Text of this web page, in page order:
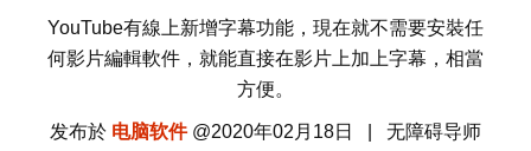
YouTube有線上新增字幕功能，現在就不需要安裝任
何影片編輯軟件，就能直接在影片上加上字幕，相當
方便。
发布於 电脑软件@2020年02月18日 | 无障碍导师